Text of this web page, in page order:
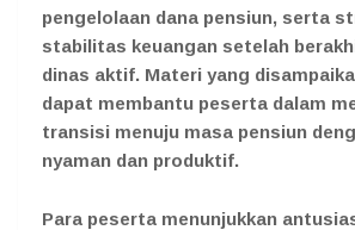
pengelolaan dana pensiun, serta
stabilitas keuangan setelah
dinas aktif. Materi yang
dapat membantu peserta dalam
transisi menuju masa pensiun
nyaman dan produktif.
Para peserta menunjukkan